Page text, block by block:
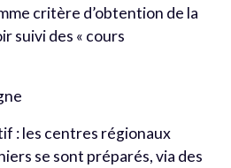
critère d’obtention de la
suivi des « cours
: les centres régionaux
se sont préparés, via des